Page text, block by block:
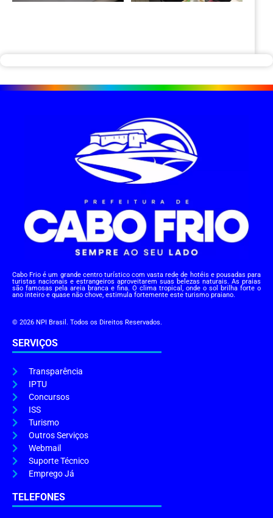
Cabo Frio é um grande centro turístico com vasta rede de hotéis e pousadas para
turistas nacionais e estrangeiros aproveitarem suas belezas naturais. As praias
são famosas pela areia branca e fina. O clima tropical, onde o sol brilha forte o
ano inteiro e quase não chove, estimula fortemente este turismo praiano.
© 2026 NPI Brasil. Todos os Direitos Reservados.
SERVIÇOS
Transparência
IPTU
Concursos
ISS
Turismo
Outros Serviços
Webmail
Suporte Técnico
Emprego Já
TELEFONES